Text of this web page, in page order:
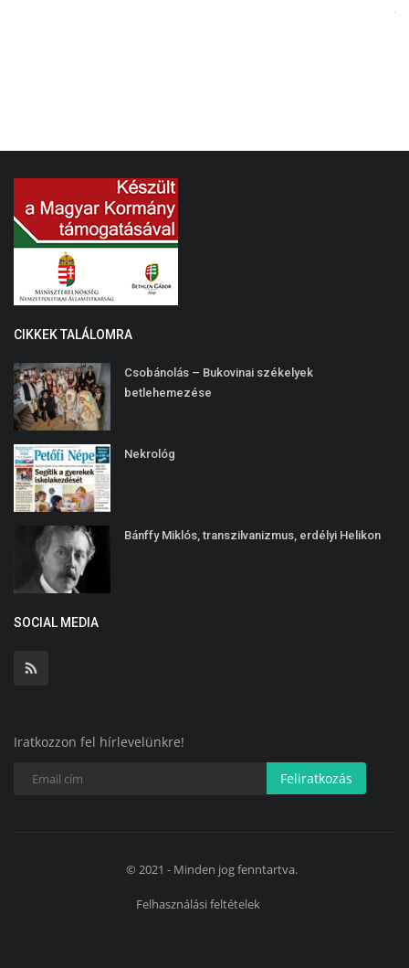
CIKKEK TALÁLOMRA
Csobánolás – Bukovinai székelyek
betlehemezése
Nekrológ
Bánffy Miklós, transzilvanizmus, erdélyi Helikon
SOCIAL MEDIA
Iratkozzon fel hírlevelünkre!
Feliratkozás
© 2021 - Minden jog fenntartva.
Felhasználási feltételek